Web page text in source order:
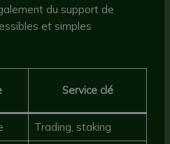
du support de
et simples
Service clé
Trading, staking